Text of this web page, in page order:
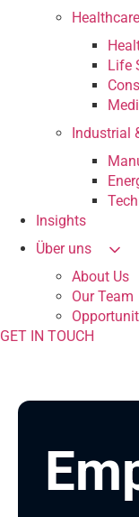
Life
Industrial
Insights
Über uns
About Us
Our Team
GET IN TOUCH